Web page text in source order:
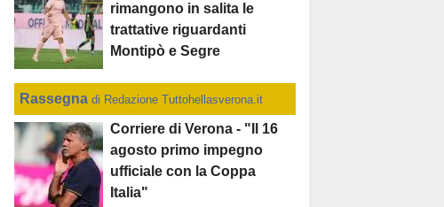
rimangono in salita le
trattative riguardanti
Montipò e Segre
Rassegna di Redazione Tuttohellasverona.it
Corriere di Verona - "Il 16
agosto primo impegno
ufficiale con la Coppa
Italia"